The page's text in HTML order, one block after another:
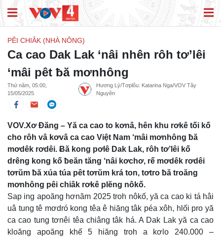
PÊI CHIÂK (NHÀ NÔNG)
Ca cao Dak Lak ‘nâi nhên rôh tơ’lêi
‘mâi pêt ƀă mơnhông
Thứ năm, 05:00,
15/05/2025
Hương Lý/Tơplôu: Katarina Nga/VOV Tây
Nguyên
VOV.Xơ Đăng – Yă ca cao to kơnâ, hên khu rơkê tối kố
cho rôh vâ kơvâ ca cao Việt Nam ‘mâi mơnhông ƀă
mơdêk rơdêi. Ƀă kong pơlê Dak Lak, rôh tơ’lêi kố
drêng kong kố ƀeăn tăng ‘nâi kơchơ, rế mơdêk rơdêi
tơrŭm ƀă xúa túa pêt tơrŭm krá ton, tơtro ƀă troăng
mơnhông pêi chiâk rơkê plĕng nôkố.
Sap ing apoăng hơnăm 2025 troh nôkố, yă ca cao ki tá hâi
uâ tung tê mơdró kong têa ê hiăng tâk péa xôh, hlối pro yă
ca cao tung tơnêi têa chiâng tâk há. A Dak Lak yă ca cao
kloăng apoăng khế 5 hiăng troh a kơlo 240.000 –